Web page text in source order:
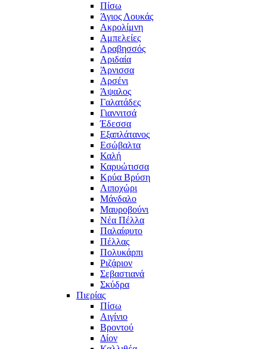
Πίσω
Άγιος Λουκάς
Ακρολίμνη
Αμπελείες
Αραβησσός
Αριδαία
Άρνισσα
Αρσένι
Άψαλος
Γαλατάδες
Γιαννιτσά
Έδεσσα
Εξαπλάτανος
Εσώβαλτα
Καλή
Καρυώτισσα
Κρύα Βρύση
Λιποχώρι
Μάνδαλο
Μαυροβούνι
Νέα Πέλλα
Παλαίφυτο
Πέλλας
Πολυκάρπι
Ριζάριον
Σεβαστιανά
Σκύδρα
Πιερίας
Πίσω
Αιγίνιο
Βροντού
Δίον